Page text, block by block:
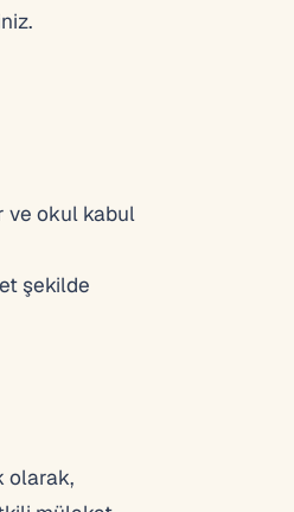
ve okul kabul
şekilde
olarak,